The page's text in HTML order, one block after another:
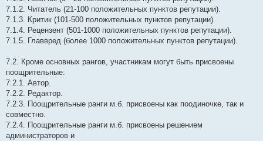
7.1.2. Читатель (21-100 положительных пунктов репутации).
7.1.3. Критик (101-500 положительных пунктов репутации).
7.1.4. Рецензент (501-1000 положительных пунктов репутации).
7.1.5. Главвред (более 1000 положительных пунктов репутации).
7.2. Кроме основных рангов, участникам могут быть присвоены
поощрительные:
7.2.1. Автор.
7.2.2. Редактор.
7.2.3. Поощрительные ранги м.б. присвоены как поодиночке, так и
совместно.
7.2.4. Поощрительные ранги м.б. присвоены решением
администраторов и